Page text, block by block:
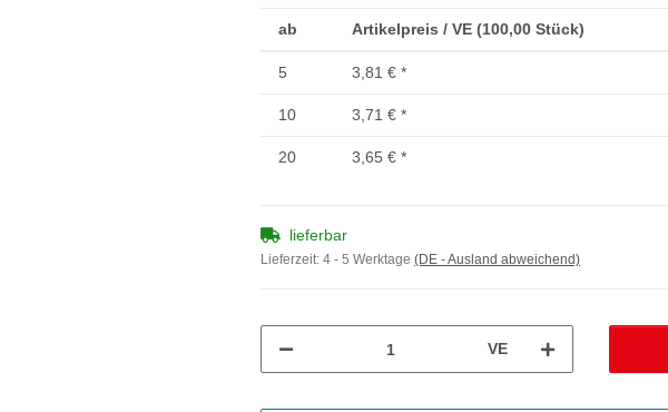
ab Artikelpreis / VE (100,00 Stück)
5 3,81 € *
10 3,71 € *
20 3,65 € *
lieferbar
Lieferzeit: 4 - 5 Werktage (DE - Ausland abweichend)
VE